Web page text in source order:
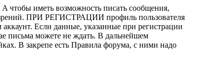
чтобы иметь возможность писать сообщения,
ПРИ РЕГИСТРАЦИИ профиль пользователя
Если данные, указанные при регистрации
письма можете не ждать. В дальнейшем
В закрепе есть Правила форума, с ними надо